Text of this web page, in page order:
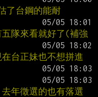
了台鋼的能耐
隊來看就好了(補強
台正妹也不想拼進
年徵選的也有落選